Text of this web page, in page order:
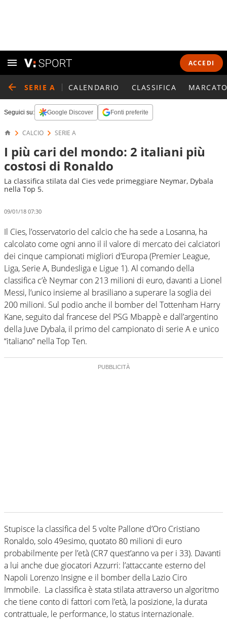
ACCEDI
SERIE A CALENDARIO CLASSIFICA
Seguici su: Google Discover Fonti preferite
CALCIO SERIE A
I più cari del mondo: 2 italiani più
costosi di Ronaldo
La classifica stilata dal Cies vede primeggiare Neymar, Dybala
nella Top 5.
09/01/18 07:30
Il Cies, l’osservatorio del calcio che ha sede a Losanna, ha
calcolato come ogni anno il il valore di mercato dei calciatori
dei cinque campionati migliori d’Europa (Premier League,
Liga, Serie A, Bundesliga e Ligue 1). Al comando della
classifica c’è Neymar con 213 milioni di euro, davanti a Lionel
Messi, l’unico insieme al brasiliano a superare la soglia dei
200 milioni. Sul podio anche il bomber del Tottenham Harry
Kane, seguito dal francese del PSG Mbappè e dall’argentino
della Juve Dybala, il primo del campionato di serie A e unico
“italiano” nella Top Ten.
Stupisce la classifica del 5 volte Pallone d’Oro Cristiano
Ronaldo, solo 49esimo, quotato 80 milioni di euro
probabilmente per l’età (CR7 quest’anno va per i 33). Davanti
a lui anche due giocatori Azzurri: l’attaccante esterno del
Napoli Lorenzo Insigne e il bomber della Lazio Ciro
Immobile. La classifica è stata stilata attraverso un algoritmo
che tiene conto di fattori com l’età, la posizione, la durata
contrattuale, le performance, lo status internazionale.